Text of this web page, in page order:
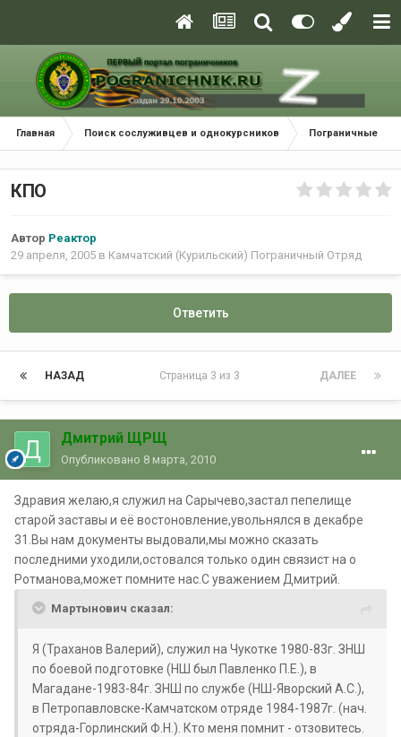
Главная Поиск сослуживцев и однокурсников Пограничные
КПО
Автор Реактор
29 апреля, 2005 в Камчатский (Курильский) Пограничный Отряд
Ответить
НАЗАД ДАЛЕЕ
Страница 3 из 3
Дмитрий ЩРЩ
Опубликовано 8 марта, 2010
Здравия желаю,я служил на Сарычево,застал пепелище
старой заставы и её востоновление,увольнялся в декабре
31.Вы нам документы выдовали,мы можно сказать
последними уходили,остовался только один связист на о
Ротманова,может помните нас.С уважением Дмитрий.
Мартынович сказал:
Я (Траханов Валерий), служил на Чукотке 1980-83г. ЗНШ
по боевой подготовке (НШ был Павленко П.Е.), в
Магадане-1983-84г. ЗНШ по службе (НШ-Яворский А.С.),
в Петропавловске-Камчатском отряде 1984-1987г. (нач.
отряда-Горлинский Ф.Н.). Кто меня помнит - отзовитесь.